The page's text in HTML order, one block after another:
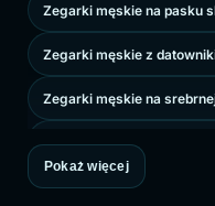
Zegarki męskie na pasku
Zegarki męskie z
Zegarki męskie na
Zegarki męskie z
Zegarki męskie na
Pokaż więcej